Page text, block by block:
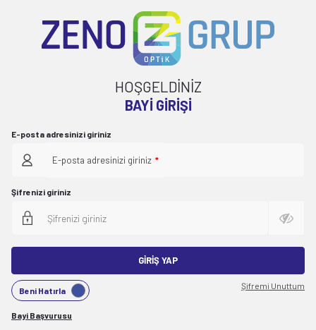
HOŞGELDİNİZ
BAYI GIRIŞI
E-posta adresinizi giriniz
E-posta adresinizi giriniz *
Şifrenizi giriniz
GIRIŞ YAP
Beni Hatırla Şifremi Unuttum
Bayi Başvurusu